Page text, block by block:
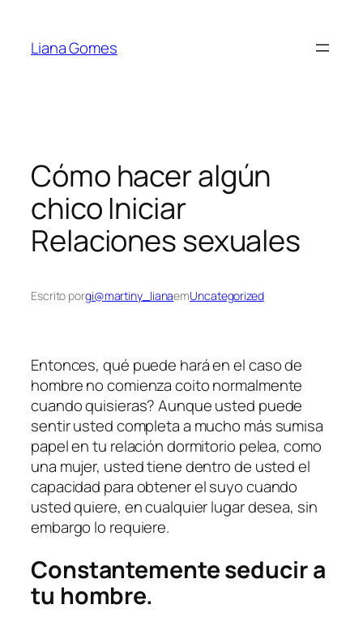
Liana Gomes
Cómo hacer algún
chico Iniciar
Relaciones sexuales
Escrito porgi@martiny_lianaemUncategorized
Entonces, qué puede hará en el caso de
hombre no comienza coito normalmente
cuando quisieras? Aunque usted puede
sentir usted completa a mucho más sumisa
papel en tu relación dormitorio pelea, como
una mujer, usted tiene dentro de usted el
capacidad para obtener el suyo cuando
usted quiere, en cualquier lugar desea, sin
embargo lo requiere.
Constantemente seducir a
tu hombre.